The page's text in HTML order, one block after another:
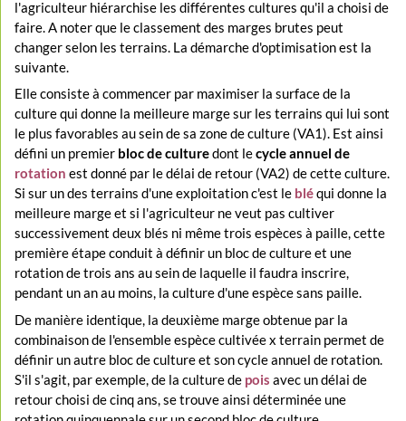
l'agriculteur hiérarchise les différentes cultures qu'il a choisi de
faire. A noter que le classement des marges brutes peut
changer selon les terrains. La démarche d'optimisation est la
suivante.
Elle consiste à commencer par maximiser la surface de la
culture qui donne la meilleure marge sur les terrains qui lui sont
le plus favorables au sein de sa zone de culture (VA1). Est ainsi
défini un premier bloc de culturedont lecycle annuel de
rotation est donné par le délai de retour (VA2) de cette culture.
Si sur un des terrains d'une exploitation c'est le bléqui donne la
meilleure marge et si l'agriculteur ne veut pas cultiver
successivement deux blés ni même trois espèces à paille, cette
première étape conduit à définir un bloc de culture et une
rotation de trois ans au sein de laquelle il faudra inscrire,
pendant un an au moins, la culture d'une espèce sans paille.
De manière identique, la deuxième marge obtenue par la
combinaison de l'ensemble espèce cultivée x terrain permet de
définir un autre bloc de culture et son cycle annuel de rotation.
S'il s'agit, par exemple, de la culture de pois avec un délai de
retour choisi de cinq ans, se trouve ainsi déterminée une